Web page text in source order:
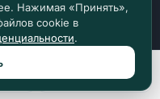
Нажимая «Принять»,
cookie в
.